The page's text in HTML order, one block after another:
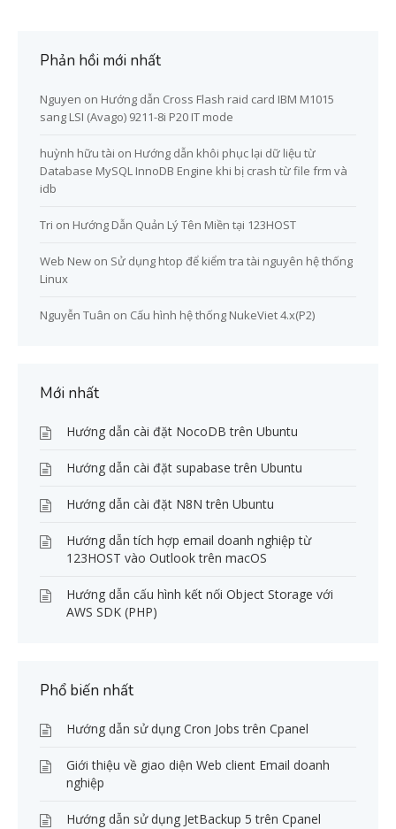
Phản hồi mới nhất
Nguyen on Hướng dẫn Cross Flash raid card IBM M1015
sang LSI (Avago) 9211-8i P20 IT mode
huỳnh hữu tài on Hướng dẫn khôi phục lại dữ liệu từ
Database MySQL InnoDB Engine khi bị crash từ file frm và
idb
Tri on Hướng Dẫn Quản Lý Tên Miền tại 123HOST
Web New on Sử dụng htop để kiểm tra tài nguyên hệ thống
Linux
Nguyễn Tuân on Cấu hình hệ thống NukeViet 4.x(P2)
Mới nhất
Hướng dẫn cài đặt NocoDB trên Ubuntu
Hướng dẫn cài đặt supabase trên Ubuntu
Hướng dẫn cài đặt N8N trên Ubuntu
Hướng dẫn tích hợp email doanh nghiệp từ
123HOST vào Outlook trên macOS
Hướng dẫn cấu hình kết nối Object Storage với
AWS SDK (PHP)
Phổ biến nhất
Hướng dẫn sử dụng Cron Jobs trên Cpanel
Giới thiệu về giao diện Web client Email doanh
nghiệp
Hướng dẫn sử dụng JetBackup 5 trên Cpanel